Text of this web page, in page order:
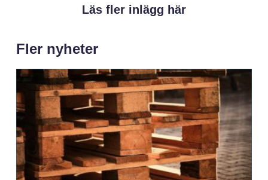
Läs fler inlägg här
Fler nyheter